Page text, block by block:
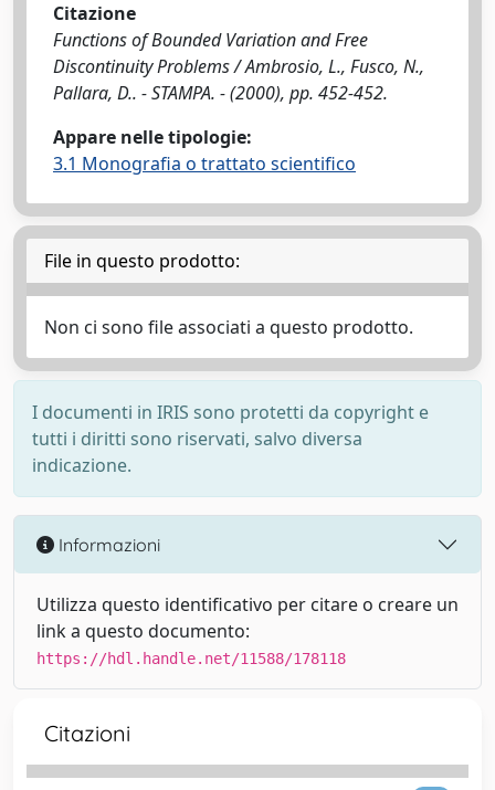
Citazione
Functions of Bounded Variation and Free
Discontinuity Problems / Ambrosio, L., Fusco, N.,
Pallara, D.. - STAMPA. - (2000), pp. 452-452.
Appare nelle tipologie:
3.1 Monografia o trattato scientifico
File in questo prodotto:
Non ci sono file associati a questo prodotto.
I documenti in IRIS sono protetti da copyright e
tutti i diritti sono riservati, salvo diversa
indicazione.
Informazioni
Utilizza questo identificativo per citare o creare un
link a questo documento:
https://hdl.handle.net/11588/178118
Citazioni